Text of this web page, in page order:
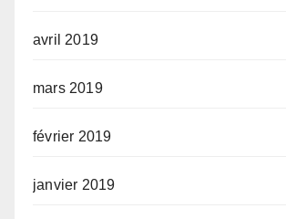
avril 2019
mars 2019
février 2019
janvier 2019